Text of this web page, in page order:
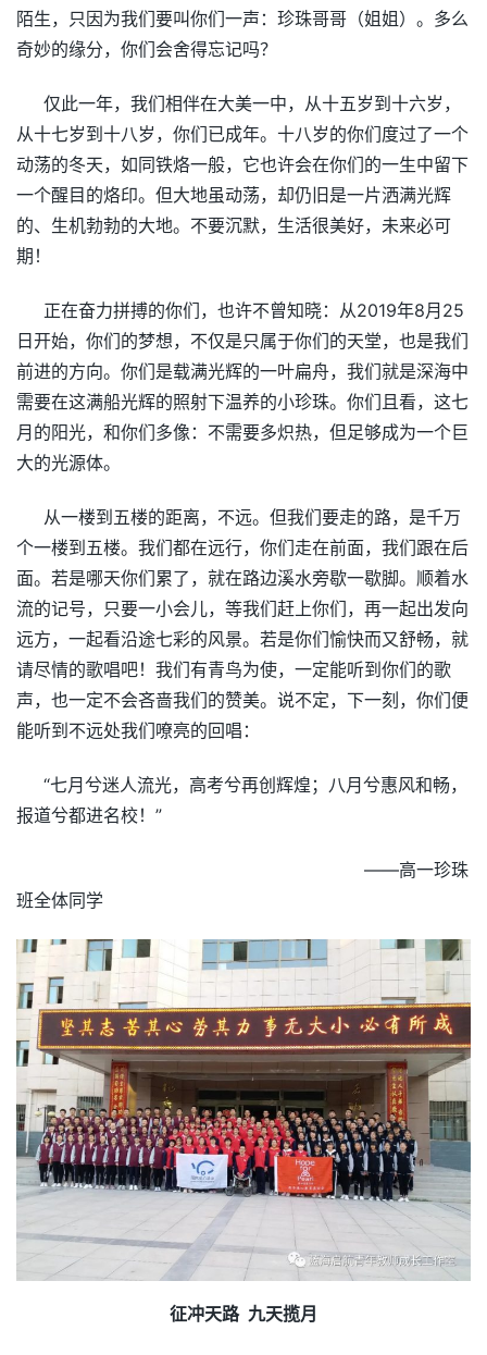
陌生，只因为我们要叫你们一声：珍珠哥哥（姐姐）。多么
奇妙的缘分，你们会舍得忘记吗？
仅此一年，我们相伴在大美一中，从十五岁到十六岁，
从十七岁到十八岁，你们已成年。十八岁的你们度过了一个
动荡的冬天，如同铁烙一般，它也许会在你们的一生中留下
一个醒目的烙印。但大地虽动荡，却仍旧是一片洒满光辉
的、生机勃勃的大地。不要沉默，生活很美好，未来必可
期！
正在奋力拼搏的你们，也许不曾知晓：从2019年8月25
日开始，你们的梦想，不仅是只属于你们的天堂，也是我们
前进的方向。你们是载满光辉的一叶扁舟，我们就是深海中
需要在这满船光辉的照射下温养的小珍珠。你们且看，这七
月的阳光，和你们多像：不需要多炽热，但足够成为一个巨
大的光源体。
从一楼到五楼的距离，不远。但我们要走的路，是千万
个一楼到五楼。我们都在远行，你们走在前面，我们跟在后
面。若是哪天你们累了，就在路边溪水旁歇一歇脚。顺着水
流的记号，只要一小会儿，等我们赶上你们，再一起出发向
远方，一起看沿途七彩的风景。若是你们愉快而又舒畅，就
请尽情的歌唱吧！我们有青鸟为使，一定能听到你们的歌
声，也一定不会吝啬我们的赞美。说不定，下一刻，你们便
能听到不远处我们嘹亮的回唱：
“七月兮迷人流光，高考兮再创辉煌；八月兮惠风和畅，
报道兮都进名校！”
——高一珍珠
班全体同学
征冲天路 九天揽月